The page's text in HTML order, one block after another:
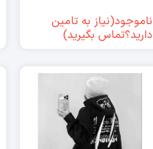
ناموجود(نیاز به تامین
دارید؟تماس بگیرید)